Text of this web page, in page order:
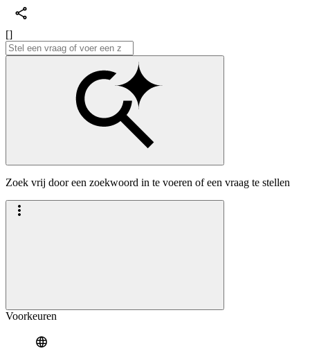
[]
Zoek vrij door een zoekwoord in te voeren of een vraag te stellen
Voorkeuren